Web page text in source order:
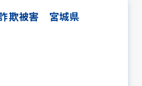
ニュース
欺被害 宮城県